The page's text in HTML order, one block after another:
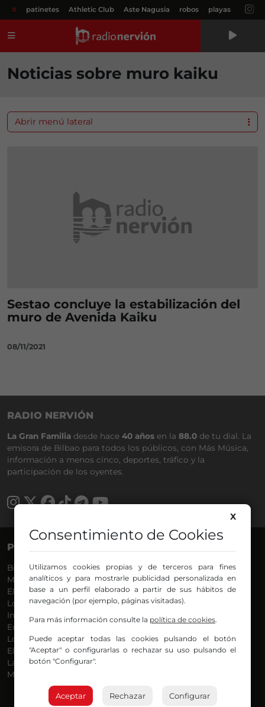
# patinetes Athletic Club Aste Nagusia robos playas
Noticias sobre muro kaiku
Sestao concluye la estabilización del
muro de Avenida Kaiku
08/11/2021
Abrir menú lateral
RADIO NERVIÓN
La Gran Familia desde hace 40 años en la 88.0 de tu dial. La
emisora de Bilbao para todos los públicos, con Más Música,
información a menos cinco, deportes, tráfico y la
participación de los oyentes.
PROGRAMAS
Bilbosport
Más Música
El Madrugador
Lo Más Nuevo
Informativos
En Ruta
Locos por la Música
El Supermadrugador
La Mañana de Radio Nervión
Más Madrugada
Agurtzane
Belén Ollero
Dani
Eduardo
Eva Argote
Endika
Iker
Iñigo
Joseba
X
Consentimiento de Cookies
Utilizamos cookies propias y de terceros para fines
analíticos y para mostrarle publicidad personalizada en
base a un perfil elaborado a partir de sus hábitos de
navegación (por ejemplo, páginas visitadas).
Para más información consulte la política de cookies.
Puede aceptar todas las cookies pulsando el botón
"Aceptar" o configurarlas o rechazar su uso pulsando el
botón "Configurar".
Aceptar Rechazar Configurar